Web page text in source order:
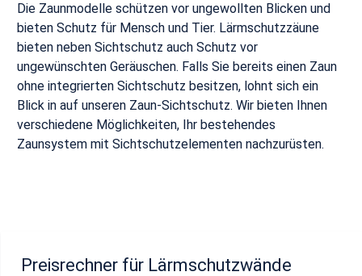
Die Zaunmodelle schützen vor ungewollten Blicken und
bieten Schutz für Mensch und Tier. Lärmschutzzäune
bieten neben Sichtschutz auch Schutz vor
ungewünschten Geräuschen. Falls Sie bereits einen Zaun
ohne integrierten Sichtschutz besitzen, lohnt sich ein
Blick in auf unseren Zaun-Sichtschutz. Wir bieten Ihnen
verschiedene Möglichkeiten, Ihr bestehendes
Zaunsystem mit Sichtschutzelementen nachzurüsten.
Preisrechner für Lärmschutzwände